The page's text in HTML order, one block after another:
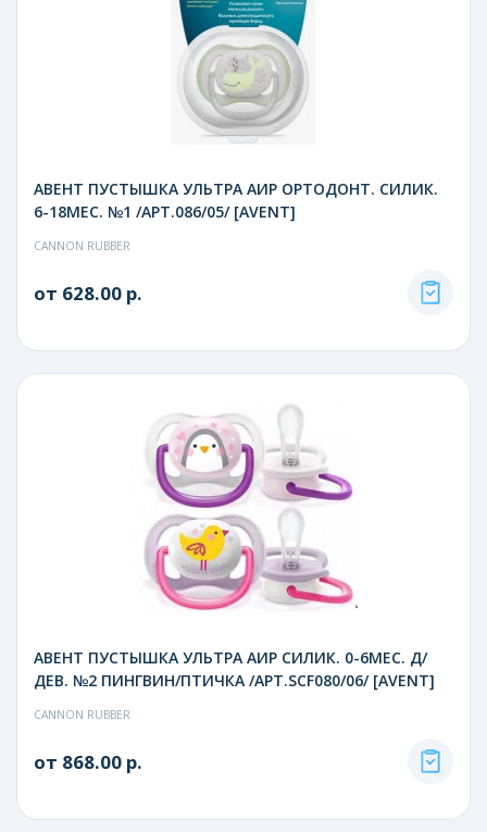
АВЕНТ ПУСТЫШКА УЛЬТРА АИР ОРТОДОНТ. СИЛИК.
6-18МЕС. №1 /АРТ.086/05/ [AVENT]
CANNON RUBBER
от 628.00 р.
АВЕНТ ПУСТЫШКА УЛЬТРА АИР СИЛИК. 0-6МЕС. Д/
ДЕВ. №2 ПИНГВИН/ПТИЧКА /АРТ.SCF080/06/ [AVENT]
CANNON RUBBER
от 868.00 р.